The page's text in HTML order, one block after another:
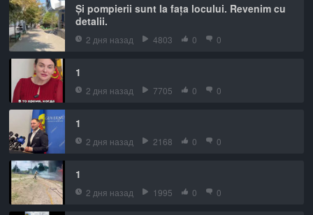
Și pompierii sunt la fața locului. Revenim cu
detalii.
2 дня назад 4803 0 0
1
2 дня назад 7705 0 0
1
2 дня назад 2168 0 0
1
2 дня назад 1995 0 0